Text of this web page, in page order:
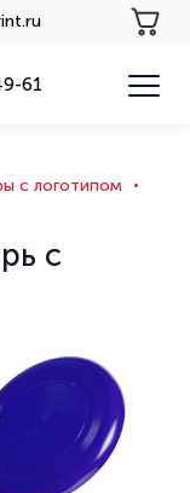
61
с логотипом
с